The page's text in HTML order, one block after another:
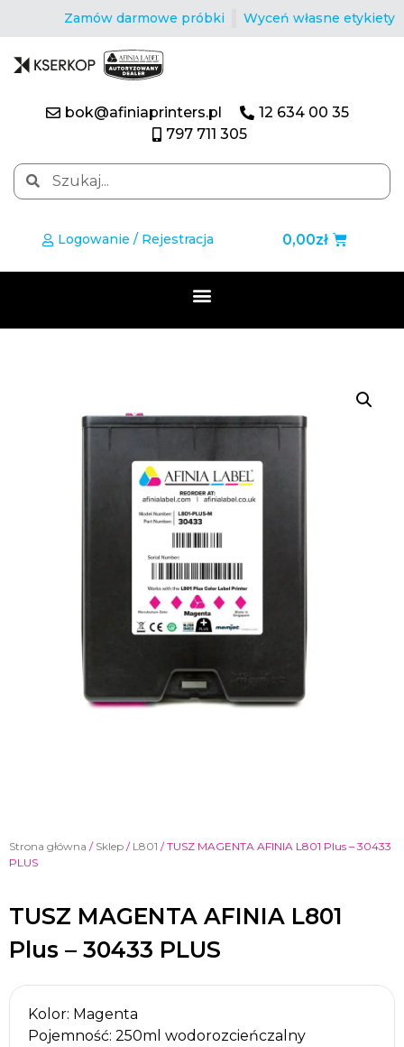
Zamów darmowe próbki Wyceń własne etykiety
bok@afiniaprinters.pl
12 634 00 35
797 711 305
Logowanie / Rejestracja 0,00zł
Strona główna / Sklep / L801 / TUSZ MAGENTA AFINIA L801 Plus – 30433
PLUS
TUSZ MAGENTA AFINIA L801
Plus – 30433 PLUS
Kolor: Magenta
Pojemność: 250ml wodorozcieńczalny